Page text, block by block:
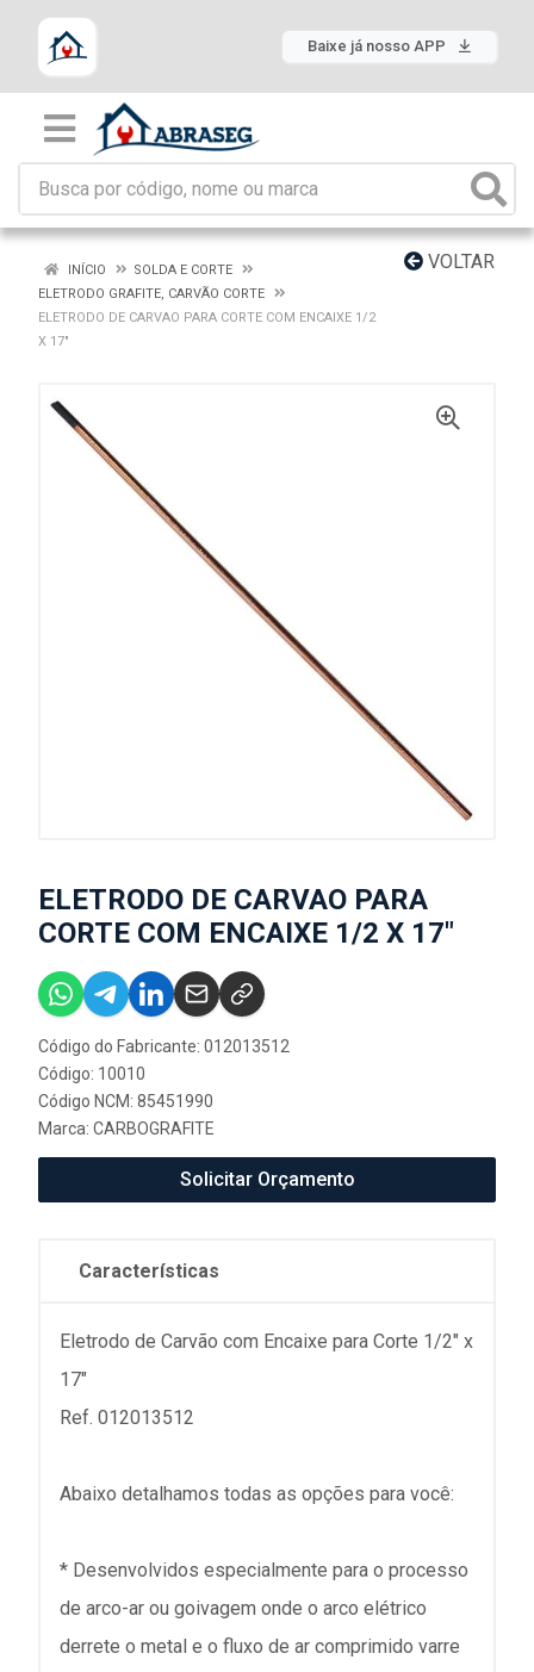
Baixe já nosso APP
VOLTAR
INÍCIO
SOLDA E CORTE
ELETRODO GRAFITE, CARVÃO CORTE
ELETRODO DE CARVAO PARA CORTE COM ENCAIXE 1/2
X 17"
ELETRODO DE CARVAO PARA
CORTE COM ENCAIXE 1/2 X 17"
Código do Fabricante: 012013512
Código: 10010
Código NCM: 85451990
Marca: CARBOGRAFITE
Solicitar Orçamento
Características
Eletrodo de Carvão com Encaixe para Corte 1/2" x
17"
Ref. 012013512
Abaixo detalhamos todas as opções para você:
* Desenvolvidos especialmente para o processo
de arco-ar ou goivagem onde o arco elétrico
derrete o metal e o fluxo de ar comprimido varre